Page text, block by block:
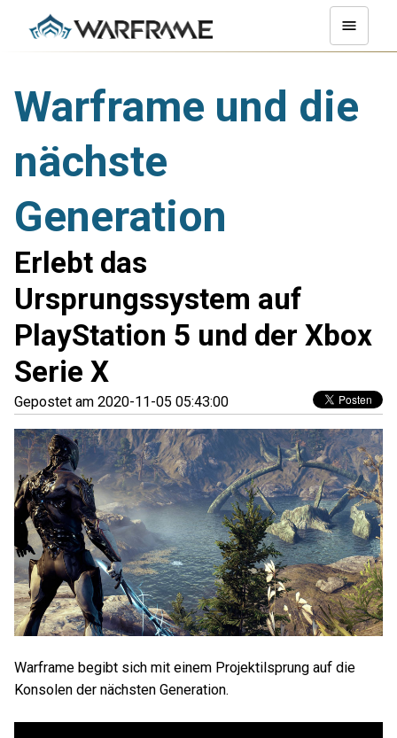
Warframe und die
nächste
Generation
Erlebt das
Ursprungssystem auf
PlayStation 5 und der Xbox
Serie X
Gepostet am 2020-11-05 05:43:00
Warframe begibt sich mit einem Projektilsprung auf die
Konsolen der nächsten Generation.